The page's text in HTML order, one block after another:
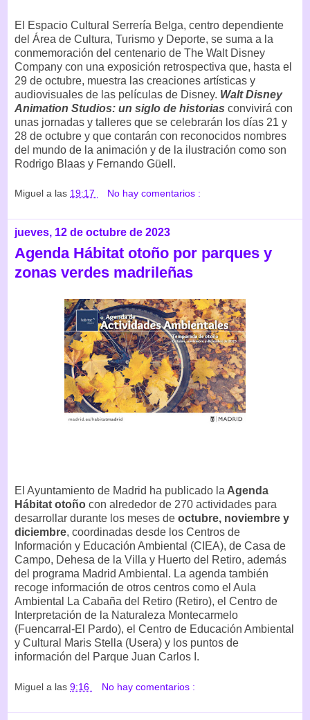
El Espacio Cultural Serrería Belga, centro dependiente
del Área de Cultura, Turismo y Deporte, se suma a la
conmemoración del centenario de The Walt Disney
Company con una exposición retrospectiva que, hasta el
29 de octubre, muestra las creaciones artísticas y
audiovisuales de las películas de Disney. Walt Disney
Animation Studios: un siglo de historias convivirá con
unas jornadas y talleres que se celebrarán los días 21 y
28 de octubre y que contarán con reconocidos nombres
del mundo de la animación y de la ilustración como son
Rodrigo Blaas y Fernando Güell.
Miguel a las 19:17 No hay comentarios :
jueves, 12 de octubre de 2023
Agenda Hábitat otoño por parques y
zonas verdes madrileñas
El Ayuntamiento de Madrid ha publicado la Agenda
Hábitat otoño con alrededor de 270 actividades para
desarrollar durante los meses de octubre, noviembre y
diciembre, coordinadas desde los Centros de
Información y Educación Ambiental (CIEA), de Casa de
Campo, Dehesa de la Villa y Huerto del Retiro, además
del programa Madrid Ambiental. La agenda también
recoge información de otros centros como el Aula
Ambiental La Cabaña del Retiro (Retiro), el Centro de
Interpretación de la Naturaleza Montecarmelo
(Fuencarral-El Pardo), el Centro de Educación Ambiental
y Cultural Maris Stella (Usera) y los puntos de
información del Parque Juan Carlos I.
Miguel a las 9:16 No hay comentarios :